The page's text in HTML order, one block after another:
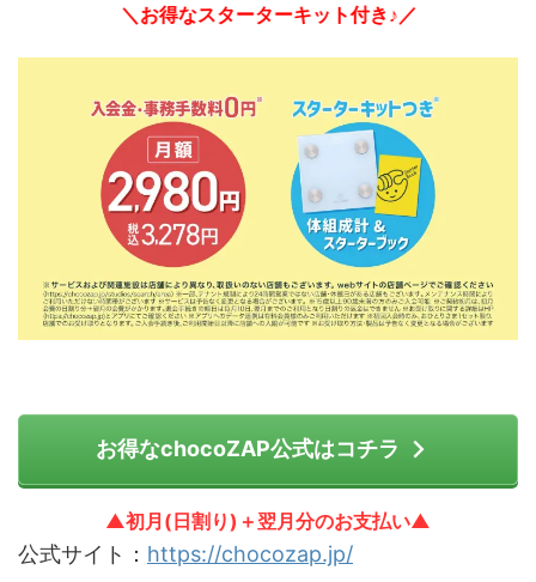
＼お得なスターターキット付き♪／
お得なchocoZAP公式はコチラ
▲初月(日割り)＋翌月分のお支払い▲
公式サイト： https://chocozap.jp/